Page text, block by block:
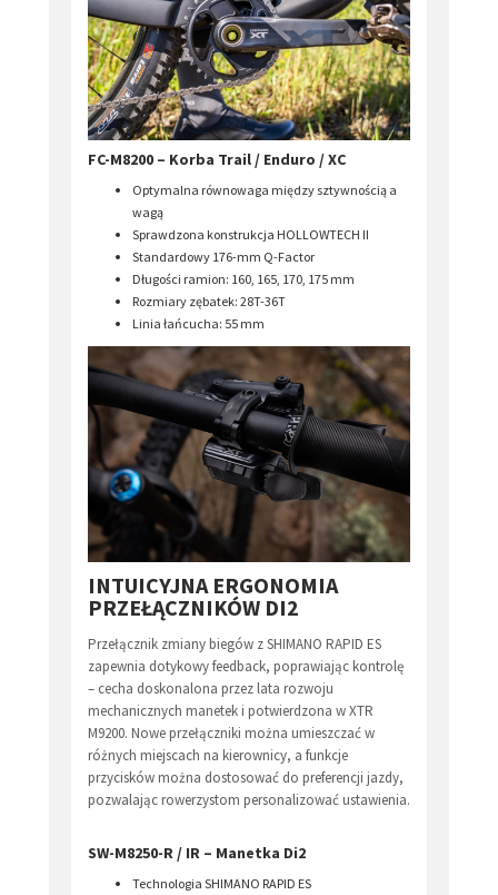
FC-M8200 – Korba Trail / Enduro / XC
Optymalna równowaga między sztywnością a
wagą
Sprawdzona konstrukcja HOLLOWTECH II
Standardowy 176-mm Q-Factor
Długości ramion: 160, 165, 170, 175 mm
Rozmiary zębatek: 28T-36T
Linia łańcucha: 55 mm
INTUICYJNA ERGONOMIA
PRZEŁĄCZNIKÓW DI2
Przełącznik zmiany biegów z SHIMANO RAPID ES
zapewnia dotykowy feedback, poprawiając kontrolę
– cecha doskonalona przez lata rozwoju
mechanicznych manetek i potwierdzona w XTR
M9200. Nowe przełączniki można umieszczać w
różnych miejscach na kierownicy, a funkcje
przycisków można dostosować do preferencji jazdy,
pozwalając rowerzystom personalizować ustawienia.
SW-M8250-R / IR – Manetka Di2
Technologia SHIMANO RAPID ES